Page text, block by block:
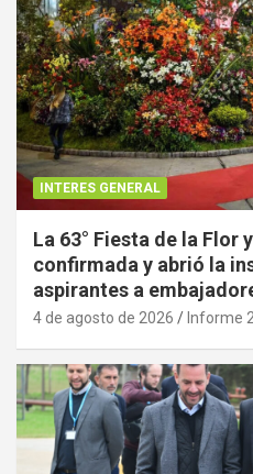
INTERES GENERAL
La 63° Fiesta de la Flor
confirmada y abrió la
aspirantes a
4 de agosto de 2026 Informe